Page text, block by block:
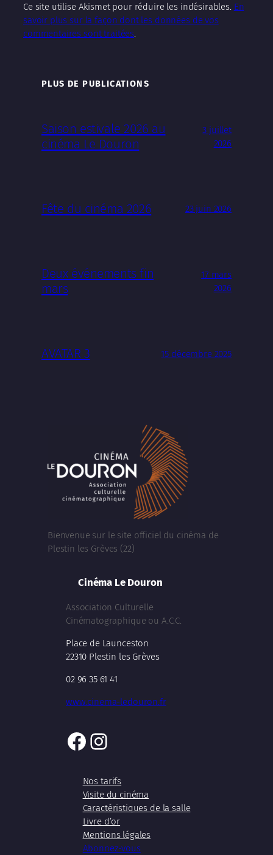
Ce site utilise Akismet pour réduire les indésirables. En
savoir plus sur la façon dont les données de vos
commentaires sont traitées.
PLUS DE PUBLICATIONS
Saison estivale 2026 au
cinéma Le Douron
3 juillet
2026
Fête du cinéma 2026 23 juin 2026
Deux événements fin
mars
17 mars
2026
AVATAR 3 15 décembre 2025
Bienvenue sur le site officiel du cinéma de
Plestin les Grèves (22)
Cinéma Le Douron
Association Culturelle
Cinématographique ou A.C.C.
Place de Launceston
22310 Plestin les Grèves
02 96 35 61 41
www.cinema-ledouron.fr
Facebook
Instagram
Nos tarifs
Visite du cinéma
Caractéristiques de la salle
Livre d’or
Mentions légales
Abonnez-vous